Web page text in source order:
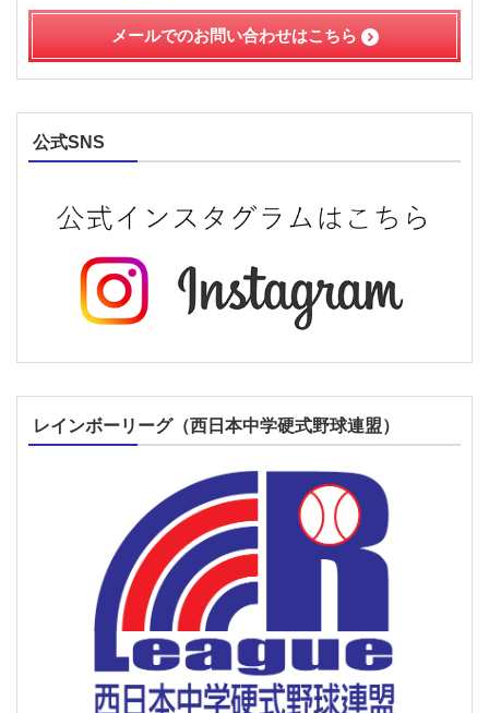
メールでのお問い合わせはこちら
公式SNS
レインボーリーグ（西日本中学硬式野球連盟）